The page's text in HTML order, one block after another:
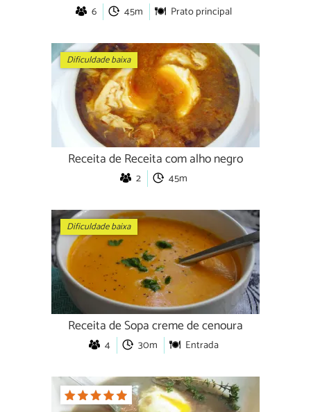
6 45m Prato principal
Dificuldade baixa
Receita de Receita com alho negro
2 45m
Dificuldade baixa
Receita de Sopa creme de cenoura
4 30m Entrada